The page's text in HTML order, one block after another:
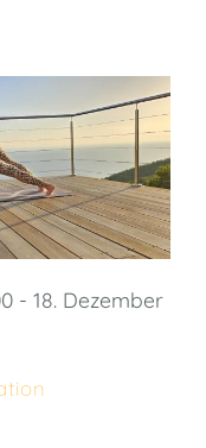
- 18. Dezember